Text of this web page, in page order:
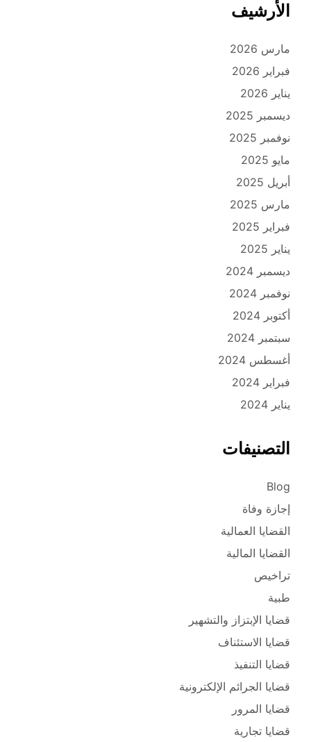
الأرشيف
مارس 2026
فبراير 2026
يناير 2026
ديسمبر 2025
نوفمبر 2025
مايو 2025
أبريل 2025
مارس 2025
فبراير 2025
يناير 2025
ديسمبر 2024
نوفمبر 2024
أكتوبر 2024
سبتمبر 2024
أغسطس 2024
فبراير 2024
يناير 2024
التصنيفات
Blog
إجازة وفاة
القضايا العمالية
القضايا المالية
تراخيص
طبية
قضايا الإبتزاز والتشهير
قضايا الاستئناف
قضايا التنفيذ
قضايا الجرائم الإلكترونية
قضايا المرور
قضايا تجارية